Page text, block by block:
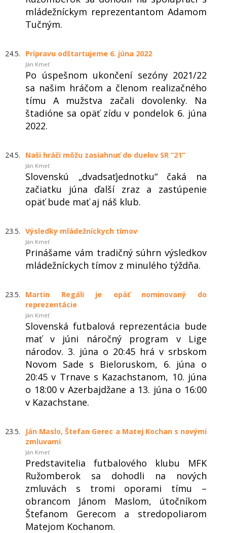
mládežníckym reprezentantom Adamom
Tučným.
24.5. Prípravu odštartujeme 6. júna 2022
Ján Kmeť
Po úspešnom ukončení sezóny 2021/22
sa našim hráčom a členom realizačného
tímu A mužstva začali dovolenky. Na
štadióne sa opäť zídu v pondelok 6. júna
2022.
24.5. Naši hráči môžu zasiahnuť do duelov SR “21“
Ján Kmeť
Slovenskú „dvadsaťjednotku“ čaká na
začiatku júna ďalší zraz a zastúpenie
opäť bude mať aj náš klub.
23.5. Výsledky mládežníckych tímov
Ján Kmeť
Prinášame vám tradičný súhrn výsledkov
mládežníckych tímov z minulého týždňa.
23.5.
Martin Regáli je opäť nominovaný do
reprezentácie
Ján Kmeť
Slovenská futbalová reprezentácia bude
mať v júni náročný program v Lige
národov. 3. júna o 20:45 hrá v srbskom
Novom Sade s Bieloruskom, 6. júna o
20:45 v Trnave s Kazachstanom, 10. júna
o 18:00 v Azerbajdžane a 13. júna o 16:00
v Kazachstane.
23.5.
Ján Maslo, Štefan Gerec a Matej Kochan s novými
zmluvami
Ján Kmeť
Predstavitelia futbalového klubu MFK
Ružomberok sa dohodli na nových
zmluvách s tromi oporami tímu –
obrancom Jánom Maslom, útočníkom
Štefanom Gerecom a stredopoliarom
Matejom Kochanom.